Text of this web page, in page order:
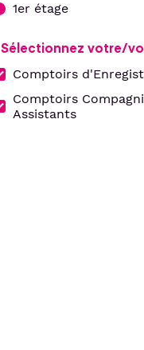
1er étage
Sélectionnez votre/
Comptoirs
Comptoirs
Assistants